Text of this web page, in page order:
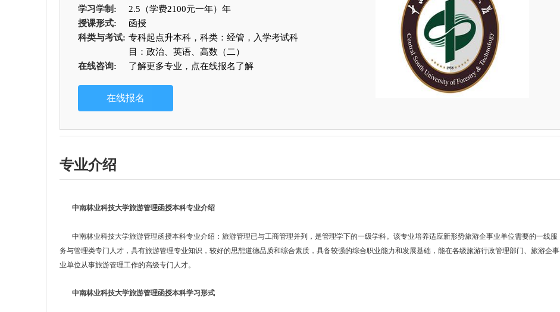
学习学制:
2.5（学费2100元一年）年
授课形式:
函授
科类与考试: 专科起点升本科，科类：经管，入学考试科
目：政治、英语、高数（二）
在线咨询:
了解更多专业，点在线报名了解
专业介绍
中南林业科技大学旅游管理函授本科专业介绍
中南林业科技大学旅游管理函授本科专业介绍：旅游管理已与工商管理并列，是管理学下的一级学科。该专业培养适应新形势旅游企事业单位需要的一线服
务与管理类专门人才，具有旅游管理专业知识，较好的思想道德品质和综合素质，具备较强的综合职业能力和发展基础，能在各级旅游行政管理部门、旅游企事
业单位从事旅游管理工作的高级专门人才。
中南林业科技大学旅游管理函授本科学习形式